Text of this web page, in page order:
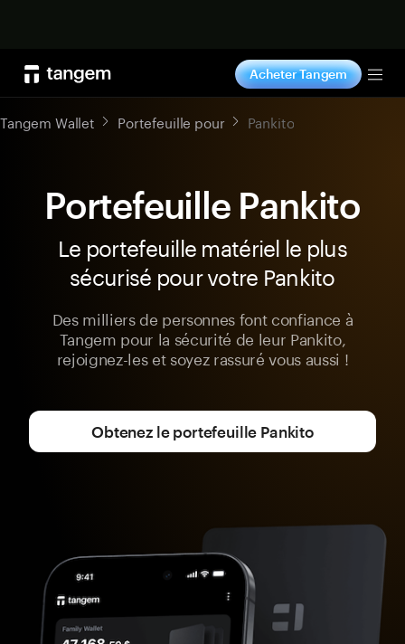
Acheter Tangem
Tangem Wallet Portefeuille pour Pankito
Portefeuille Pankito
Le portefeuille matériel le plus
sécurisé pour votre Pankito
Des milliers de personnes font confiance à
Tangem pour la sécurité de leur Pankito,
rejoignez-les et soyez rassuré vous aussi !
Obtenez le portefeuille Pankito